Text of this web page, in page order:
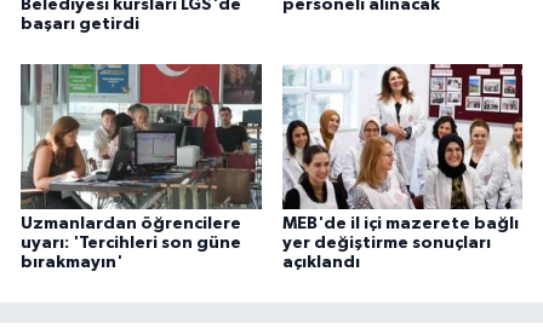
Belediyesi kursları LGS'de
başarı getirdi
personeli alınacak
Uzmanlardan öğrencilere
uyarı: 'Tercihleri son güne
bırakmayın'
MEB'de il içi mazerete bağlı
yer değiştirme sonuçları
açıklandı